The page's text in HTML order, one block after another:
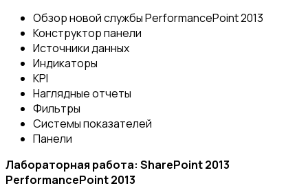
Обзор новой службы PerformancePoint 2013
Конструктор панели
Источники данных
Индикаторы
KPI
Наглядные отчеты
Фильтры
Системы показателей
Панели
Лабораторная работа: SharePoint 2013
PerformancePoint 2013